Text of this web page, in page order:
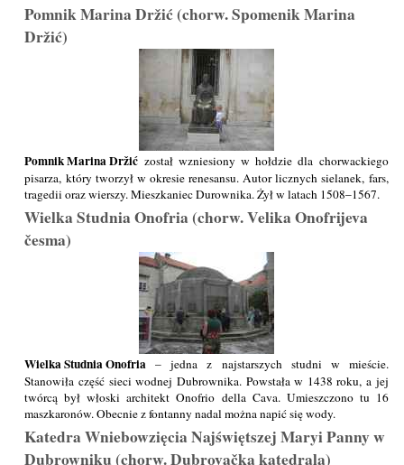
Pomnik Marina Držić (chorw. Spomenik Marina
Držić)
Pomnik Marina Držić został wzniesiony w hołdzie dla chorwackiego
pisarza, który tworzył w okresie renesansu. Autor licznych sielanek, fars,
tragedii oraz wierszy. Mieszkaniec Durownika. Żył w latach 1508–1567.
Wielka Studnia Onofria (chorw. Velika Onofrijeva
česma)
Wielka Studnia Onofria – jedna z najstarszych studni w mieście.
Stanowiła część sieci wodnej Dubrownika. Powstała w 1438 roku, a jej
twórcą był włoski architekt Onofrio della Cava. Umieszczono tu 16
maszkaronów. Obecnie z fontanny nadal można napić się wody.
Katedra Wniebowzięcia Najświętszej Maryi Panny w
Dubrowniku (chorw. Dubrovačka katedrala)